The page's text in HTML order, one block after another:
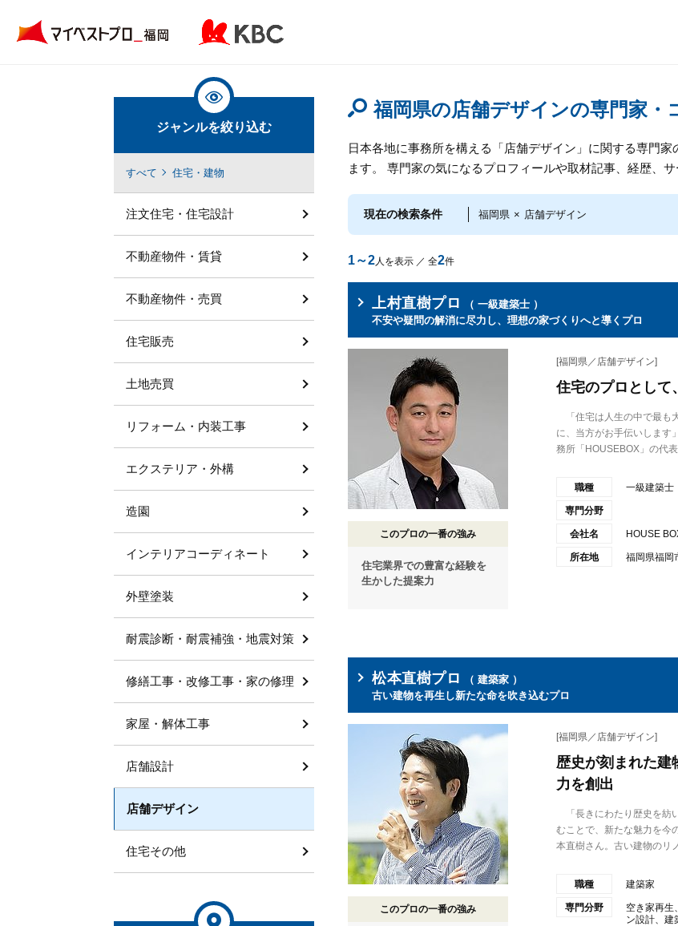
福岡県の店舗デザインの専門家・
日本各地に事務所を構える「店舗デザイン」に関する専門
ます。 専門家の気になるプロフィールや取材記事、経歴、
現在の検索条件 福岡県 × 店舗デザイン
1～2人を表示 ／ 全2件
上村直樹プロ
（ 一級建築士 ）
不安や疑問の解消に尽力し、理想の家づくりへと導くプロ
このプロの一番の強み
住宅業界での豊富な経験を
生かした提案力
[福岡県／店舗デザイン]
住宅のプロとして
「住宅は人生の中で最も
に、当方がお手伝いします
務所「HOUSEBOX」の代
職種 一級建築士
専門分野
会社名 HOUSE
所在地 福岡県福岡
松本直樹プロ
（ 建築家 ）
古い建物を再生し新たな命を吹き込むプロ
このプロの一番の強み
[福岡県／店舗デザイン]
歴史が刻まれた建
力を創出
「長きにわたり歴史を紡
むことで、新たな魅力を今
本直樹さん。古い建物のリ
職種 建築家
専門分野
空き家再生
ン設計、建
ジャンルを絞り込む
すべて 住宅・建物
注文住宅・住宅設計
不動産物件・賃貸
不動産物件・売買
住宅販売
土地売買
リフォーム・内装工事
エクステリア・外構
造園
インテリアコーディネート
外壁塗装
耐震診断・耐震補強・地震対策
修繕工事・改修工事・家の修理
家屋・解体工事
店舗設計
店舗デザイン
住宅その他